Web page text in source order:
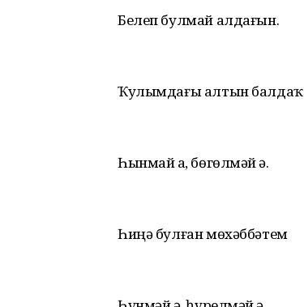
Белеп булмай алдағын.
Ҡулымдағы алтын балдаҡ
Һынмай ҙа, бөгөлмәй ҙә.
Һиңә булған мөхәббәтем